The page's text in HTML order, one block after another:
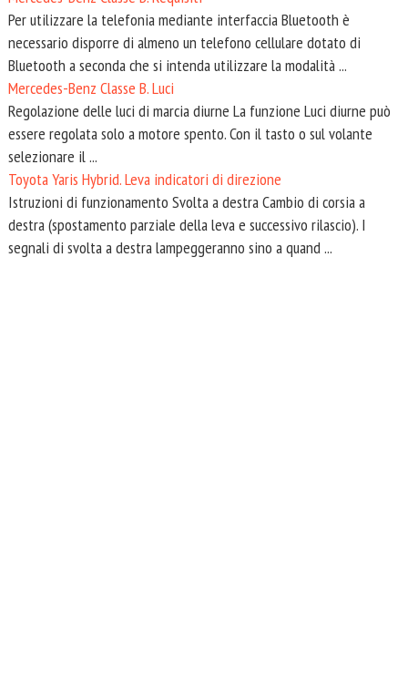
Per utilizzare la telefonia mediante interfaccia Bluetooth è
necessario disporre di almeno un telefono cellulare dotato di
Bluetooth a seconda che si intenda utilizzare la modalità ...
Mercedes-Benz Classe B. Luci
Regolazione delle luci di marcia diurne La funzione Luci diurne può
essere regolata solo a motore spento. Con il tasto o sul volante
selezionare il ...
Toyota Yaris Hybrid. Leva indicatori di direzione
Istruzioni di funzionamento Svolta a destra Cambio di corsia a
destra (spostamento parziale della leva e successivo rilascio). I
segnali di svolta a destra lampeggeranno sino a quand ...